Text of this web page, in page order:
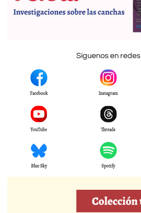
Síguenos en redes
Facebook Instagram
YouTube Threads
Blue Sky Spotify